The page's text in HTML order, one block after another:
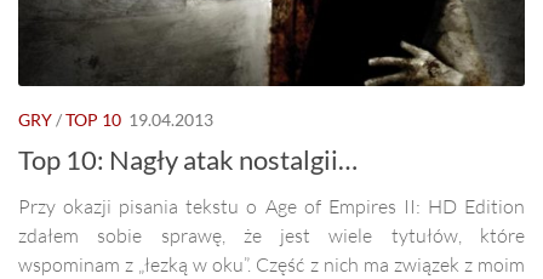
GRY/TOP 10 19.04.2013
Top 10: Nagły atak nostalgii…
Przy okazji pisania tekstu o Age of Empires II: HD Edition
zdałem sobie sprawę, że jest wiele tytułów, które
wspominam z „łezką w oku”. Część z nich ma związek z moim